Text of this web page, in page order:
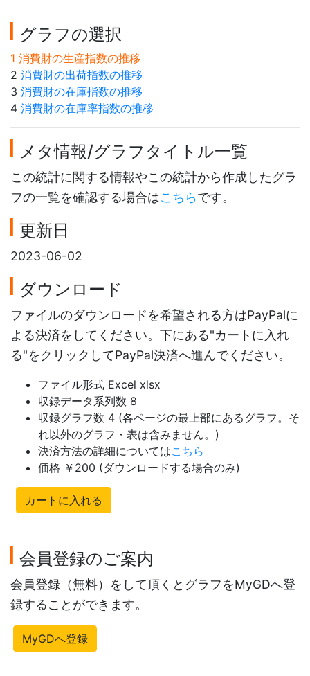
グラフの選択
1 消費財の生産指数の推移
2 消費財の出荷指数の推移
3 消費財の在庫指数の推移
4 消費財の在庫率指数の推移
メタ情報/グラフタイトル一覧
この統計に関する情報やこの統計から作成したグラ
フの一覧を確認する場合はこちらです。
更新日
2023-06-02
ダウンロード
ファイルのダウンロードを希望される方はPayPalに
よる決済をしてください。下にある"カートに入れ
る"をクリックしてPayPal決済へ進んでください。
ファイル形式 Excel xlsx
収録データ系列数 8
収録グラフ数 4 (各ページの最上部にあるグラフ。そ
れ以外のグラフ・表は含みません。)
決済方法の詳細についてはこちら
価格 ￥200 (ダウンロードする場合のみ)
カートに入れる
会員登録のご案内
会員登録（無料）をして頂くとグラフをMyGDへ登
録することができます。
MyGDへ登録